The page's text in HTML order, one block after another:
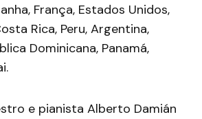
França, Estados Unidos,
Rica, Peru, Argentina,
Dominicana, Panamá,
e pianista Alberto Damián